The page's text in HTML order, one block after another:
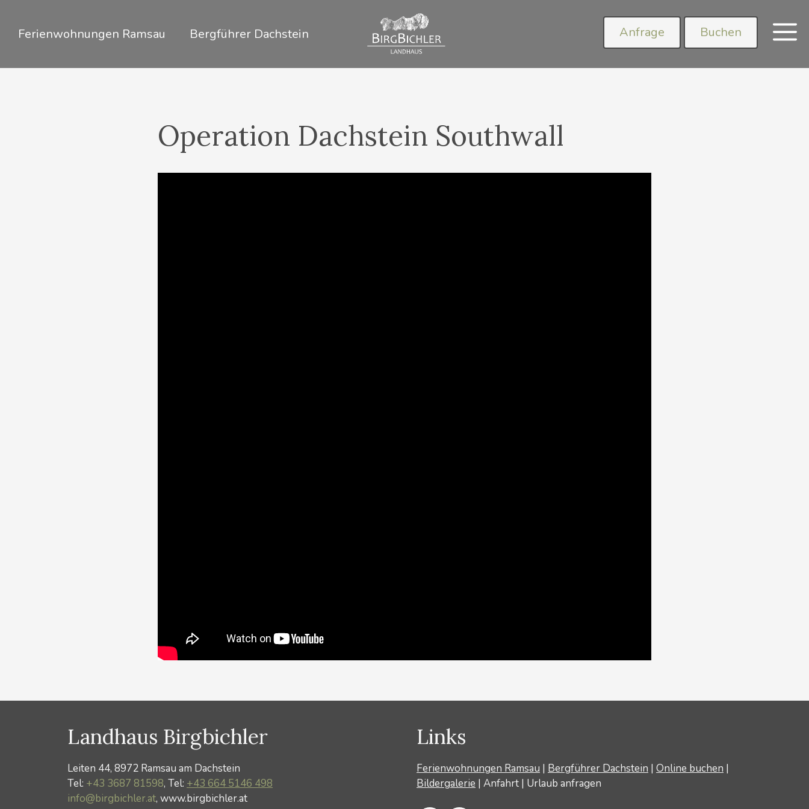
springenFerienwohnungen Ramsau Bergführer Dachstein Anfrage Buchen
Operation Dachstein Southwall
Landhaus Birgbichler
Leiten 44, 8972 Ramsau am Dachstein
Tel: +43 3687 81598, Tel: +43 664 5146 498
info@birgbichler.at, www.birgbichler.at
Links
Ferienwohnungen Ramsau | Bergführer Dachstein | Online buchen |
Bildergalerie | Anfahrt | Urlaub anfragen